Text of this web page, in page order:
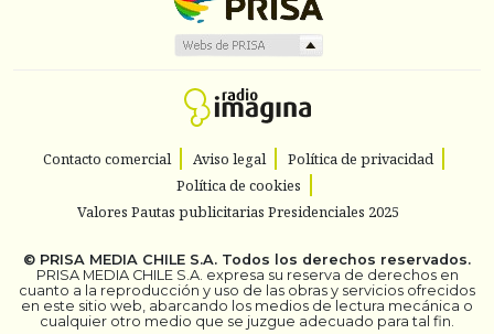
Contacto comercial Aviso legal
Política de privacidad
Política de cookies
Valores Pautas publicitarias Presidenciales 2025
© PRISA MEDIA CHILE S.A. Todos los derechos reservados.
PRISA MEDIA CHILE S.A. expresa su reserva de derechos en
cuanto a la reproducción y uso de las obras y servicios ofrecidos
en este sitio web, abarcando los medios de lectura mecánica o
cualquier otro medio que se juzgue adecuado para tal fin.